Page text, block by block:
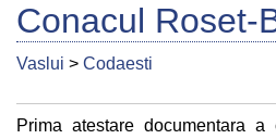
Conacul Roset-
Vaslui > Codaesti
Prima atestare documentara